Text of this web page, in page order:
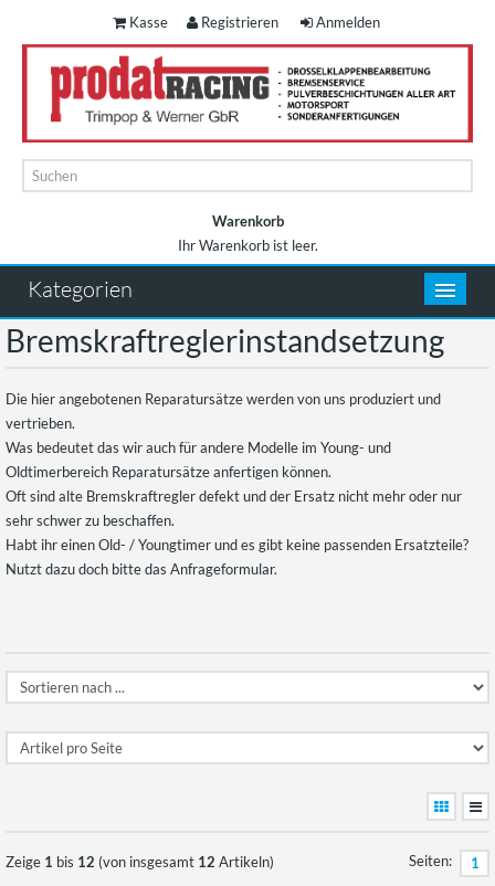
Kasse Registrieren Anmelden
Warenkorb
Ihr Warenkorb ist leer.
Kategorien
Bremskraftreglerinstandsetzung
Die hier angebotenen Reparatursätze werden von uns produziert und
vertrieben.
Was bedeutet das wir auch für andere Modelle im Young- und
Oldtimerbereich Reparatursätze anfertigen können.
Oft sind alte Bremskraftregler defekt und der Ersatz nicht mehr oder nur
sehr schwer zu beschaffen.
Habt ihr einen Old- / Youngtimer und es gibt keine passenden Ersatzteile?
Nutzt dazu doch bitte das Anfrageformular.
Zeige 1 bis 12 (von insgesamt 12 Artikeln) Seiten: 1